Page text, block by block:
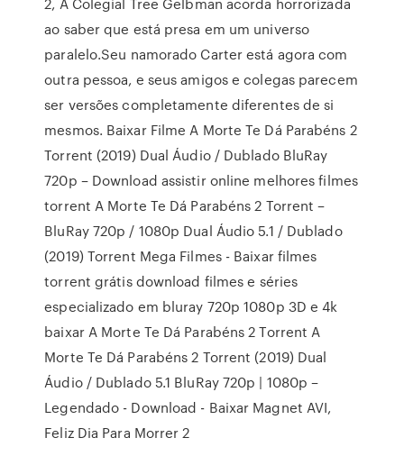
ao saber que está presa em um universo
paralelo.Seu namorado Carter está agora com
outra pessoa, e seus amigos e colegas parecem
ser versões completamente diferentes de si
mesmos. Baixar Filme A Morte Te Dá Parabéns 2
Torrent (2019) Dual Áudio / Dublado BluRay
720p – Download assistir online melhores filmes
torrent A Morte Te Dá Parabéns 2 Torrent –
BluRay 720p / 1080p Dual Áudio 5.1 / Dublado
(2019) Torrent Mega Filmes - Baixar filmes
torrent grátis download filmes e séries
especializado em bluray 720p 1080p 3D e 4k
baixar A Morte Te Dá Parabéns 2 Torrent A
Morte Te Dá Parabéns 2 Torrent (2019) Dual
Áudio / Dublado 5.1 BluRay 720p | 1080p –
Legendado - Download - Baixar Magnet AVI,
Feliz Dia Para Morrer 2